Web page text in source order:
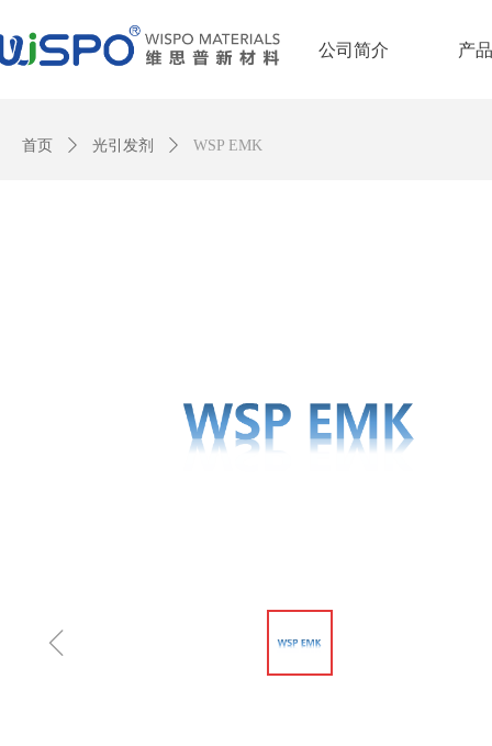
公司简介 产
首页 ꄲ 光引发剂 ꄲ WSP EMK
ꁆ